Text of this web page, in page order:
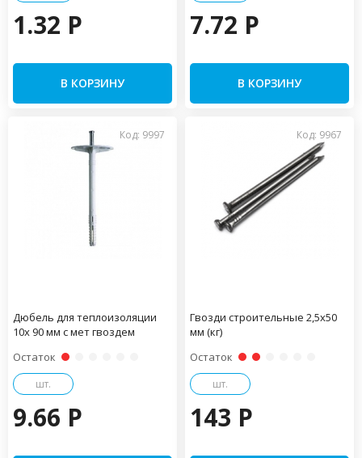
1.32 P
В КОРЗИНУ
7.72 P
В КОРЗИНУ
Код: 9997
Дюбель для теплоизоляции
10х 90 мм с мет гвоздем
Остаток
шт.
9.66 P
Код: 9967
Гвозди строительные 2,5х50
мм (кг)
Остаток
шт.
143 P